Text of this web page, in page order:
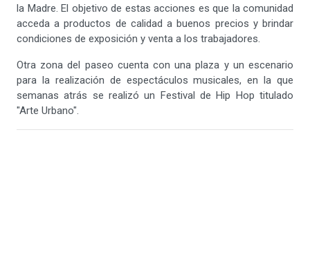
la Madre. El objetivo de estas acciones es que la comunidad
acceda a productos de calidad a buenos precios y brindar
condiciones de exposición y venta a los trabajadores.
Otra zona del paseo cuenta con una plaza y un escenario
para la realización de espectáculos musicales, en la que
semanas atrás se realizó un Festival de Hip Hop titulado
"Arte Urbano".